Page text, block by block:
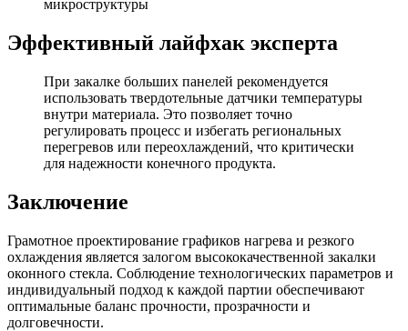
микроструктуры
Эффективный лайфхак эксперта
При закалке больших панелей рекомендуется
использовать твердотельные датчики температуры
внутри материала. Это позволяет точно
регулировать процесс и избегать региональных
перегревов или переохлаждений, что критически
для надежности конечного продукта.
Заключение
Грамотное проектирование графиков нагрева и резкого
охлаждения является залогом высококачественной закалки
оконного стекла. Соблюдение технологических параметров и
индивидуальный подход к каждой партии обеспечивают
оптимальные баланс прочности, прозрачности и
долговечности.